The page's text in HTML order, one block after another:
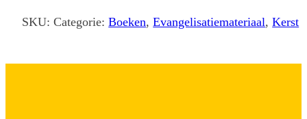
SKU:Categorie:Boeken,Evangelisatiemateriaal,Kerst